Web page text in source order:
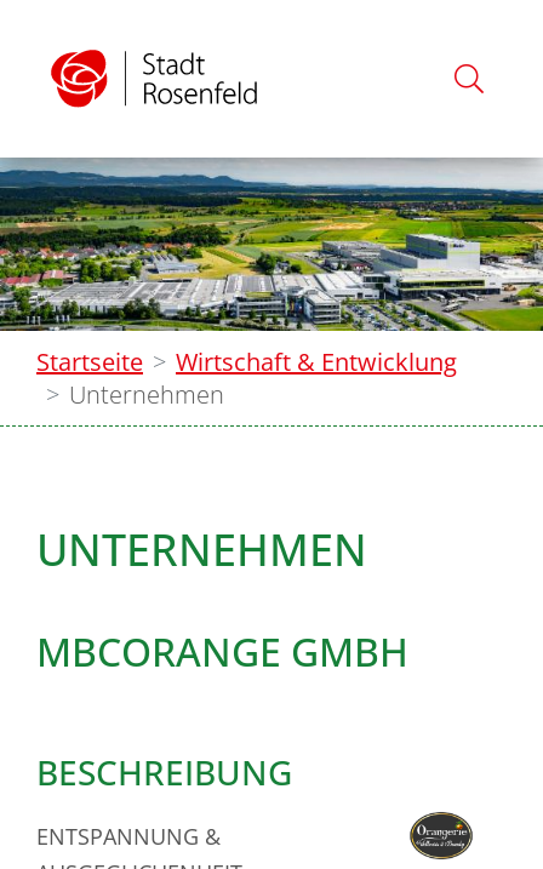
Startseite
Wirtschaft & Entwicklung
Unternehmen
UNTERNEHMEN
MBCORANGE GMBH
BESCHREIBUNG
ENTSPANNUNG &